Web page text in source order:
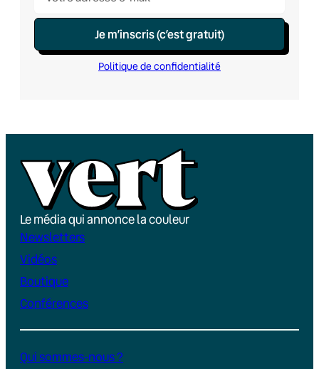
Je m’inscris (c’est gratuit)
Politique de confidentialité
Le média qui annonce la couleur
Newsletters
Vidéos
Boutique
Conférences
Qui sommes-nous ?